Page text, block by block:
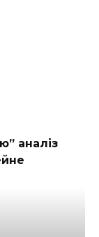
аналіз